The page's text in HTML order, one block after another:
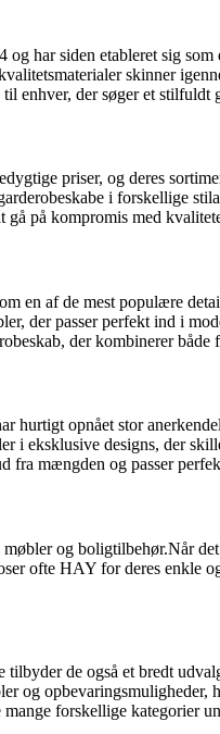
har siden etableret sig
skinner
der søger et stilfuldt
priser, og deres
i forskellige
på kompromis med
en af de mest populære
der passer perfekt ind i
der kombinerer
hurtigt opnået stor
i eksklusive designs, der
fra mængden og passer
og boligtilbehør.Når
ofte HAY for deres enkle
de også et bredt
og
forskellige kategorier